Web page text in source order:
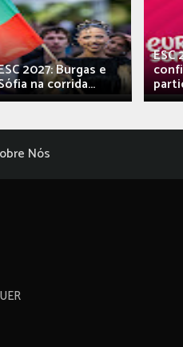
2027: Burgas e
na corrida...
ESC
Nós